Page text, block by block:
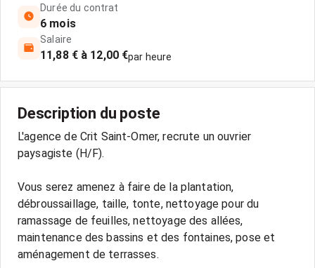
Durée du contrat
6 mois
Salaire
11,88 € à 12,00 €par heure
Description du poste
L'agence de Crit Saint-Omer, recrute un ouvrier
paysagiste (H/F).
Vous serez amenez à faire de la plantation,
débroussaillage, taille, tonte, nettoyage pour du
ramassage de feuilles, nettoyage des allées,
maintenance des bassins et des fontaines, pose et
aménagement de terrasses.